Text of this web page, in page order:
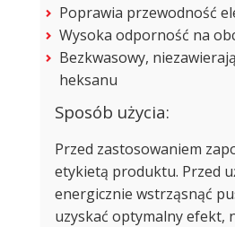
Poprawia przewodność
Wysoka odporność na
Bezkwasowy,
heksanu
Sposób użycia:
Przed zastosowaniem
etykietą produktu. Przed
energicznie wstrząsnąć
uzyskać optymalny efekt,